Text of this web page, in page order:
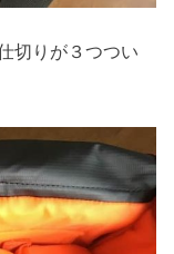
切りが３つつい